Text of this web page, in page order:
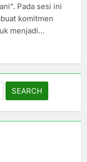
Pada sesi ini
komitmen
menjadi…